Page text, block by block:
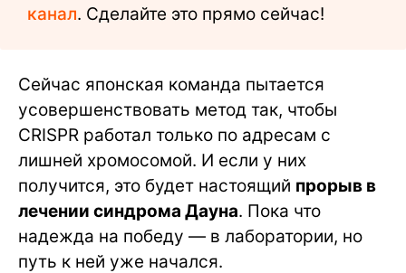
канал. Сделайте это прямо сейчас!
Сейчас японская команда пытается
усовершенствовать метод так, чтобы
CRISPR работал только по адресам с
лишней хромосомой. И если у них
получится, это будет настоящий прорыв в
лечении синдрома Дауна. Пока что
надежда на победу — в лаборатории, но
путь к ней уже начался.